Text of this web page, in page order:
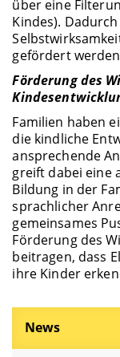
über eine
Kindes).
gefördert
Förderung des
Familien haben
die kindliche
ansprechende
greift dabei eine
Bildung in der
sprachlicher
gemeinsames
Förderung des
beitragen, dass
ihre Kinder
News